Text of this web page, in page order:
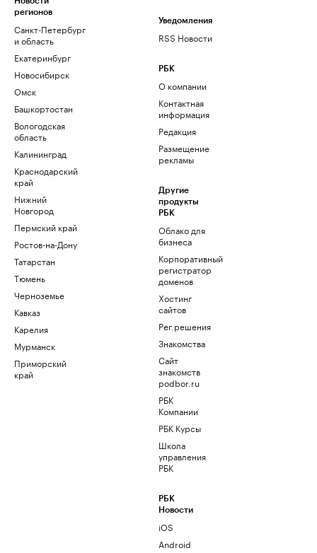
регионов
Санкт-Петербург
и область
Екатеринбург
Новосибирск
Омск
Башкортостан
Вологодская
область
Калининград
Краснодарский
край
Нижний
Новгород
Пермский край
Ростов-на-Дону
Татарстан
Тюмень
Черноземье
Кавказ
Карелия
Мурманск
Приморский
край
Уведомления
RSS Новости
РБК
О компании
Контактная
информация
Редакция
Размещение
рекламы
Другие
продукты
РБК
Облако для
бизнеса
Корпоративный
регистратор
доменов
Хостинг
сайтов
Рег.решения
Знакомства
Сайт
знакомств
podbor.ru
РБК
Компании
РБК Курсы
Школа
управления
РБК
РБК
Новости
iOS
Android